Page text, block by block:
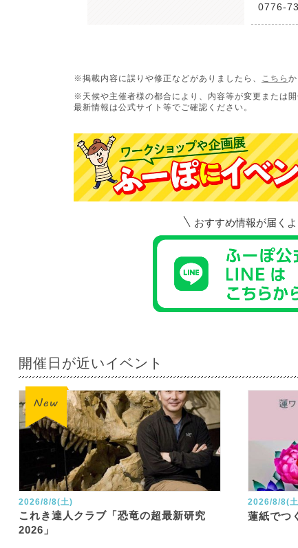
0776-
※掲載内容に誤りや修正などがありましたら、 こちら
※天候や主催者様の都合により、内容等が変更または開
最新情報は公式サイト等でご確認ください。
おすすめ情報が届くよ
開催日が近いイベント
2026/8/8(土)
これき達人クラブ「恐竜の超最新研究
2026」
2026/8/8(
蓮紙でつ